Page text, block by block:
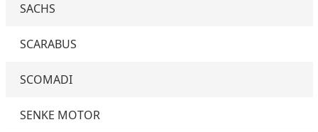
SACHS
SCARABUS
SCOMADI
SENKE MOTOR